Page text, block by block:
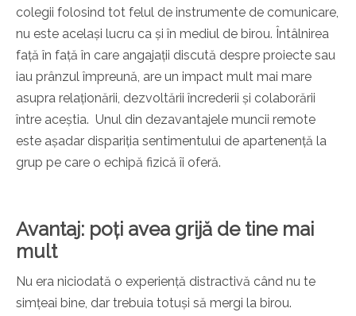
colegii folosind tot felul de instrumente de comunicare,
nu este același lucru ca și în mediul de birou. Întâlnirea
față în față în care angajații discută despre proiecte sau
iau prânzul împreună, are un impact mult mai mare
asupra relaționării, dezvoltării încrederii și colaborării
între aceștia. Unul din dezavantajele muncii remote
este așadar dispariția sentimentului de apartenență la
grup pe care o echipă fizică îi oferă.
Avantaj: poți avea grijă de tine mai
mult
Nu era niciodată o experiență distractivă când nu te
simțeai bine, dar trebuia totuși să mergi la birou.